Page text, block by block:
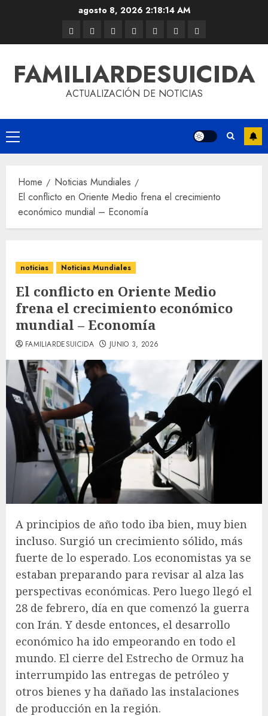
agosto 8, 2026 2:18:15 AM
FAMILIARDESUICIDA
ACTUALIZACIÓN DE NOTICIAS
Home
Noticias Mundiales
El conflicto en Oriente Medio frena el crecimiento
económico mundial – Economía
noticias Noticias Mundiales
El conflicto en Oriente Medio
frena el crecimiento económico
mundial – Economía
FAMILIARDESUICIDA JUNIO 3, 2026
A principios de año todo iba bien, muy bien
incluso. Surgió un crecimiento sólido, más
fuerte de lo esperado. Los economistas ya se
estaban preparando para revisar al alza las
perspectivas económicas. Pero luego llegó el
28 de febrero, día en que comenzó la guerra
con Irán. Y desde entonces, el desarrollo
económico ha ido empeorando en todo el
mundo. El cierre del Estrecho de Ormuz ha
interrumpido las entregas de petróleo y
otros bienes y ha dañado las instalaciones
de producción en la región.